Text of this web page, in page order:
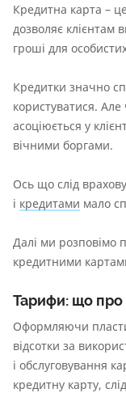
Кредитна карта –
дозволяє клієнтам
гроші для
Кредитки значно
користуватися.
асоціюється у
вічними боргами.
Ось що слід
і кредитами мало
Далі ми розповімо
кредитними
Тарифи: що про
Оформляючи
відсотки за
і обслуговування
кредитну карту,